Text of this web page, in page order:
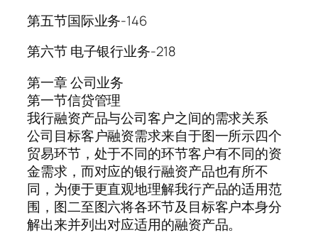
第五节国际业务-146
第六节 电子银行业务-218
第一章 公司业务
第一节信贷管理
我行融资产品与公司客户之间的需求关系
公司目标客户融资需求来自于图一所示四个
贸易环节，处于不同的环节客户有不同的资
金需求，而对应的银行融资产品也有所不
同，为便于更直观地理解我行产品的适用范
围，图二至图六将各环节及目标客户本身分
解出来并列出对应适用的融资产品。